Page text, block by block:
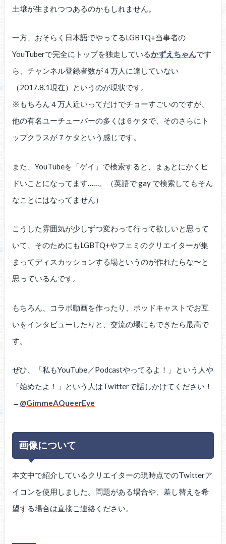
土壌が生まれつつあるのかもしれません。
一方、おそらく日本語でやってるLGBTQ+当事者の
YouTuberで完全にトップを独走しているかずえちゃんです
ら、チャンネル登録者数が４万人に達していない
（2017.8.1現在）というのが現状です。
※もちろん４万人近いってだけでチョーすごいのですが、
他の有名ユーチューバーの多くは６ケタで、そのさらにト
ップクラスが７ケタという感じです。
また、YouTubeを「ゲイ」で検索すると、まぁとにかくヒ
ドいことになってます……。（英語で gay で検索してもそん
なことにはなってません）
こうした雰囲気が少しずつ変わって行って欲しいと思って
いて、そのためにもLGBTQ+やフェミのクリエイターが集
まってディスカッションする場というのが作れたらな〜と
思っているんです。
もちろん、コラボ動画を作ったり、ポッドキャストでお互
いをインタビューしたりと、交流の場にもできたら最高で
す。
ぜひ、「私もYouTube／Podcastやってるよ！」という人や
「始めたよ！」という人はTwitterで話しかけてください！
→ @GimmeAQueerEye
画像について
本文中で紹介しているクリエイターの現時点でのTwitterア
イコンを使用しました。問題がある場合や、差し替えを希
望する場合は直接ご連絡ください。